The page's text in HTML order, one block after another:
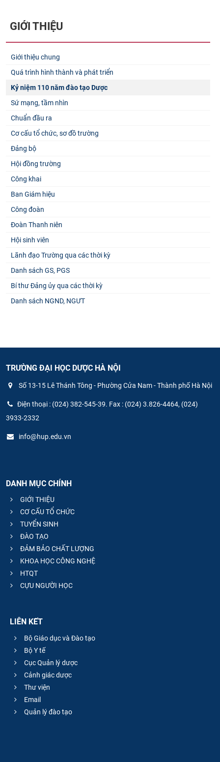
GIỚI THIỆU
Giới thiệu chung
Quá trình hình thành và phát triển
Kỷ niệm 110 năm đào tạo Dược
Sứ mạng, tầm nhìn
Chuẩn đầu ra
Cơ cấu tổ chức, sơ đồ trường
Đảng bộ
Hội đồng trường
Công khai
Ban Giám hiệu
Công đoàn
Đoàn Thanh niên
Hội sinh viên
Lãnh đạo Trường qua các thời kỳ
Danh sách GS, PGS
Bí thư Đảng ủy qua các thời kỳ
Danh sách NGND, NGƯT
TRƯỜNG ĐẠI HỌC DƯỢC HÀ NỘI
Số 13-15 Lê Thánh Tông - Phường Cửa Nam - Thành phố Hà Nội
Điện thoại : (024) 382-545-39. Fax : (024) 3.826-4464, (024)
3933-2332
info@hup.edu.vn
DANH MỤC CHÍNH
GIỚI THIỆU
CƠ CẤU TỔ CHỨC
TUYỂN SINH
ĐÀO TẠO
ĐẢM BẢO CHẤT LƯỢNG
KHOA HỌC CÔNG NGHỆ
HTQT
CỰU NGƯỜI HỌC
LIÊN KẾT
Bộ Giáo dục và Đào tạo
Bộ Y tế
Cục Quản lý dược
Cảnh giác dược
Thư viện
Email
Quản lý đào tạo